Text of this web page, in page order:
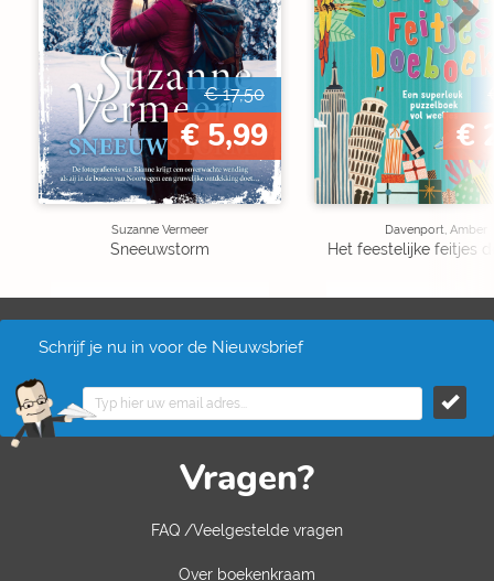
€ 17,50
€ 5,99
Suzanne Vermeer
Sneeuwstorm
€
Davenport, Amber
Het feestelijke feitjes
Schrijf je nu in voor de Nieuwsbrief
Vragen?
FAQ /Veelgestelde vragen
Over boekenkraam